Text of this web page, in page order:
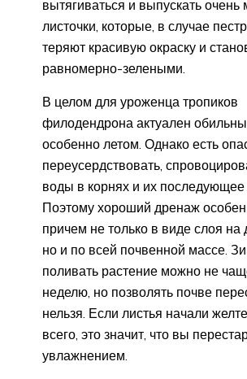
вытягиваться и выпускать очень
листочки, которые, в случае
теряют красивую окраску и
равномерно-зелеными.
В целом для уроженца тропиков
филодендрона актуален
особенно летом. Однако есть
переусердствовать,
воды в корнях и их последующее
Поэтому хороший дренаж
причем не только в виде слоя на
но и по всей почвенной массе.
поливать растение можно не
неделю, но позволять почве
нельзя. Если листья начали
всего, это значит, что вы
увлажнением.